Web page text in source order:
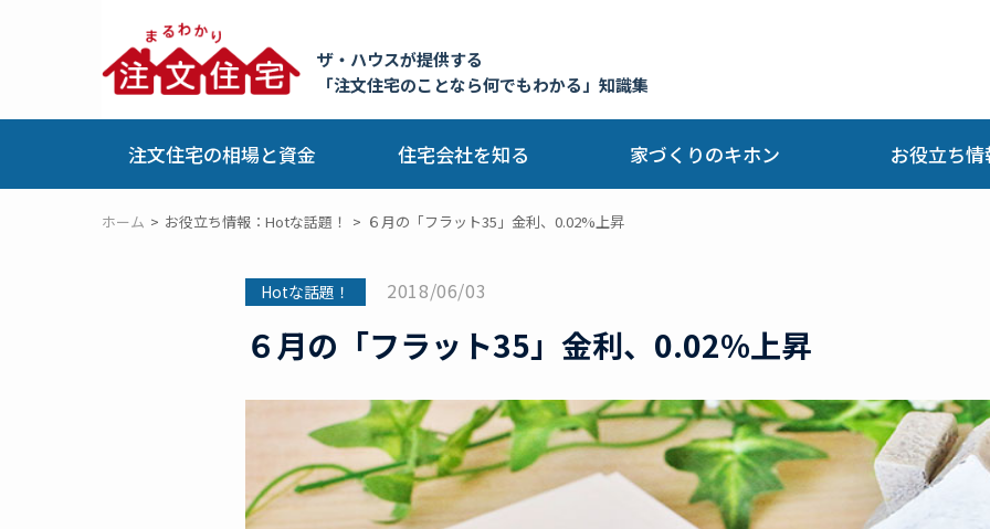
ザ・ハウスが提供する
「注文住宅のことなら何でもわかる」知識集
注文住宅の相場と資金 住宅会社を知る 家づくりのキホン お役立ち情
ホーム お役立ち情報：Hotな話題！ ６月の「フラット35」金利、0.02%上昇
Hotな話題！ 2018/06/03
６月の「フラット35」金利、0.02%上昇